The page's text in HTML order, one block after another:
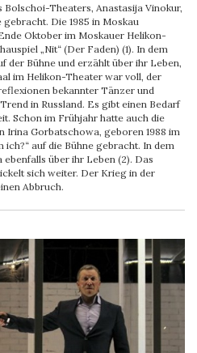
Theaters, Anastasija Vinokur,
Die 1985 in Moskau
Oktober im Moskauer Helikon-
„Nit“ (Der Faden) (1). In dem
der Bühne und erzählt über ihr Leben,
im Helikon-Theater war voll, der
bekannter Tänzer und
in Russland. Es gibt einen Bedarf
Schon im Frühjahr hatte auch die
Irina Gorbatschowa, geboren 1988 im
ich?“ auf die Bühne gebracht. In dem
über ihr Leben (2). Das
sich weiter. Der Krieg in der
Abbruch.